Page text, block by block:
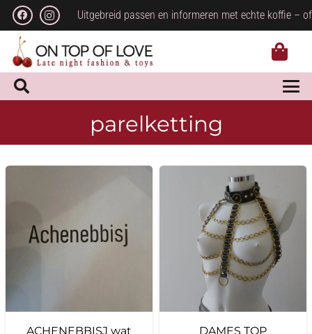
Uitgebreid passen en informeren met echte koffie –
parelketting
ACHENEBBISJ wat
DAMES TOP